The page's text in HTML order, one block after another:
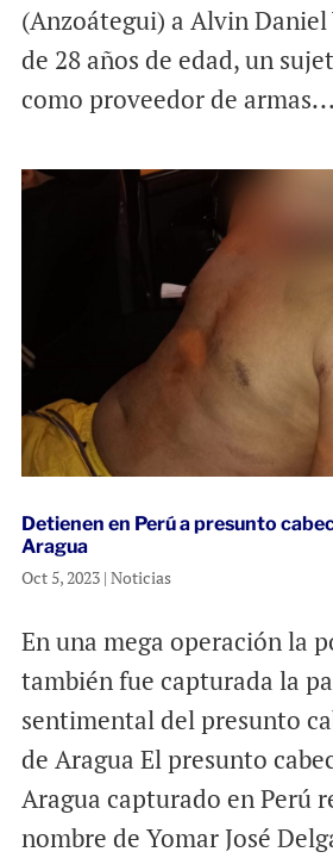
(Anzoátegui) a Alvin Daniel
de 28 años de edad, un
como proveedor de armas...
Detienen en Perú a presunto
Aragua
Oct 5, 2023| Noticias
En una mega operación la
también fue capturada la
sentimental del presunto
de Aragua El presunto
Aragua capturado en Perú
nombre de Yomar José